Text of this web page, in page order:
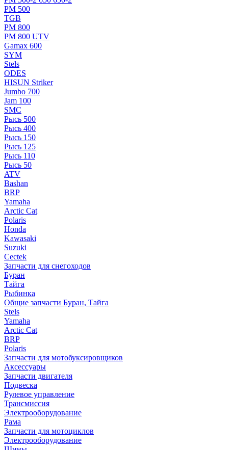
РМ 500
TGB
РМ 800
РМ 800 UTV
Gamax 600
SYM
Stels
ОDЕS
HISUN Striker
Jumbo 700
Jam 100
SMC
Рысь 500
Рысь 400
Рысь 150
Рысь 125
Рысь 110
Рысь 50
ATV
Bashan
BRP
Yamaha
Arctic Cat
Polaris
Honda
Kawasaki
Suzuki
Cectek
Запчасти для снегоходов
Буран
Тайга
Рыбинка
Общие запчасти Буран, Тайга
Stels
Yamaha
Arctic Cat
BRP
Polaris
Запчасти для мотобуксировщиков
Аксессуары
Запчасти двигателя
Подвеска
Рулевое управление
Трансмиссия
Электрооборудование
Рама
Запчасти для мотоциклов
Электрооборудование